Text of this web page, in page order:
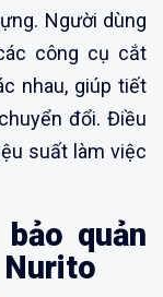
Người dùng
công cụ cắt
nhau, giúp tiết
đổi. Điều
suất làm việc
quản
Nurito